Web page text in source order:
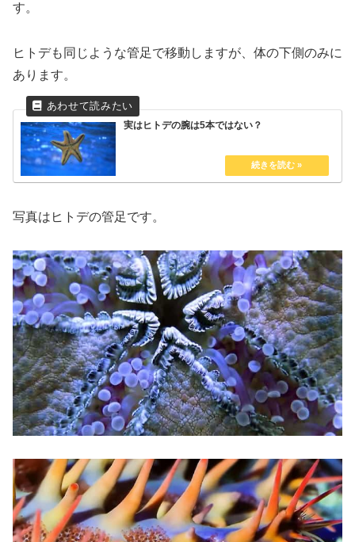
す。
ヒトデも同じような管足で移動しますが、体の下側のみに
あります。
実はヒトデの腕は5本ではない？
写真はヒトデの管足です。